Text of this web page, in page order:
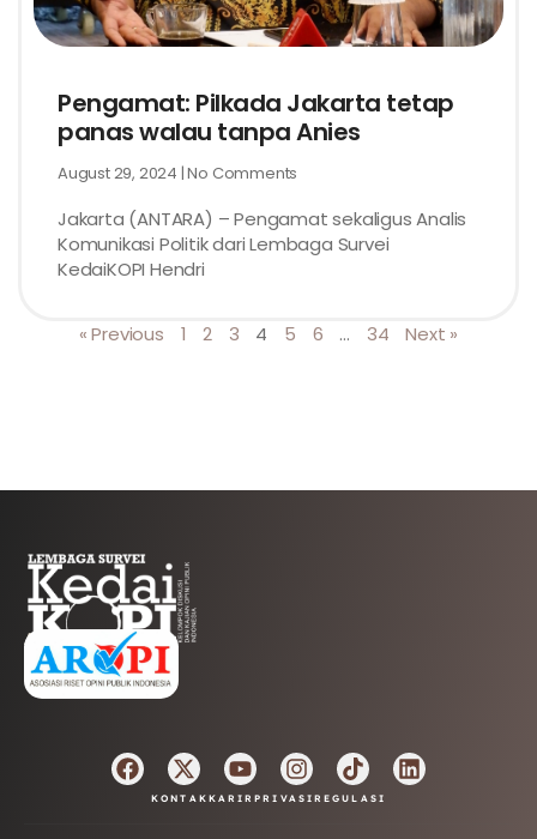
Pengamat: Pilkada Jakarta tetap
panas walau tanpa Anies
August 29, 2024 No Comments
Jakarta (ANTARA) – Pengamat sekaligus Analis
Komunikasi Politik dari Lembaga Survei
KedaiKOPI Hendri
« Previous 1 2 3 4 5 6 … 34 Next »
AFILIASI
KONTAK KARIRPRIVASI REGULASI